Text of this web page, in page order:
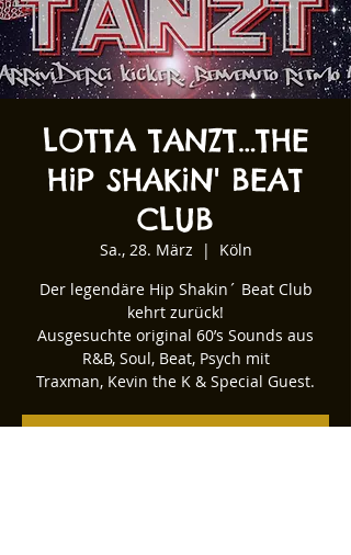
LOTTA TANZT…THE
HiP SHAKiN' BEAT
CLUB
Sa., 28. März
  |
Köln
Der legendäre Hip Shakin´ Beat Club
kehrt zurück!
Ausgesuchte original 60’s Sounds aus
R&B, Soul, Beat, Psych mit
Traxman, Kevin the K & Special Guest.